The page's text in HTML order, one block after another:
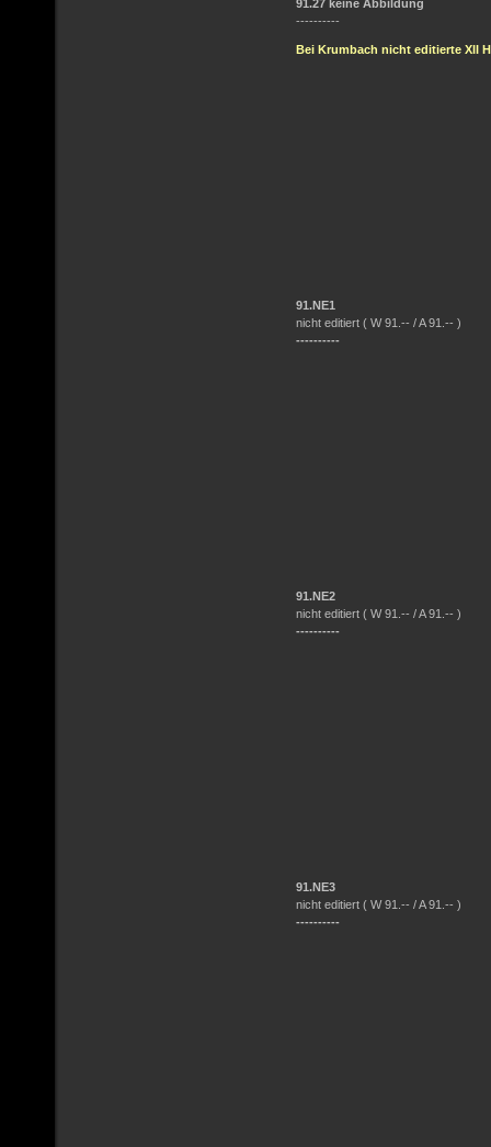
91.27 keine Abbildung
----------
Bei Krumbach nicht editierte XII
91.NE1
nicht editiert ( W 91.-- / A 91.-- )
----------
91.NE2
nicht editiert ( W 91.-- / A 91.-- )
----------
91.NE3
nicht editiert ( W 91.-- / A 91.-- )
----------